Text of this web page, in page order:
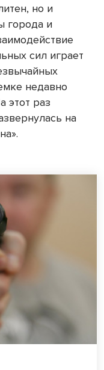
но и
города и
сил играет
недавно
этот раз
на